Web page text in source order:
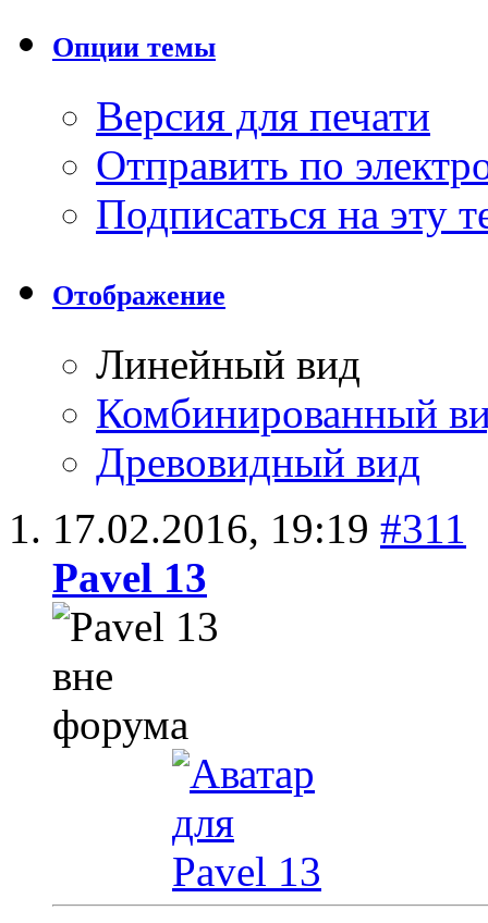
Опции темы
Версия для печати
Отправить по
Подписаться на эту
Отображение
Линейный вид
Комбинированный
Древовидный вид
17.02.2016, 19:19 #311
Pavel 13